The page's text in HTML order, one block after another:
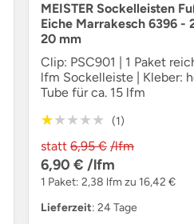
MEISTER Sockelleisten
Eiche Marrakesch 6396 -
20 mm
Clip: PSC901 | 1 Paket
lfm Sockelleiste | Kleber:
Tube für ca. 15 lfm
★★★★★
★★★★★ (1)
statt 6,95 € /lfm
6,90 € /lfm
1 Paket: 2,38 lfm zu 16,42 €
Lieferzeit: 24 Tage